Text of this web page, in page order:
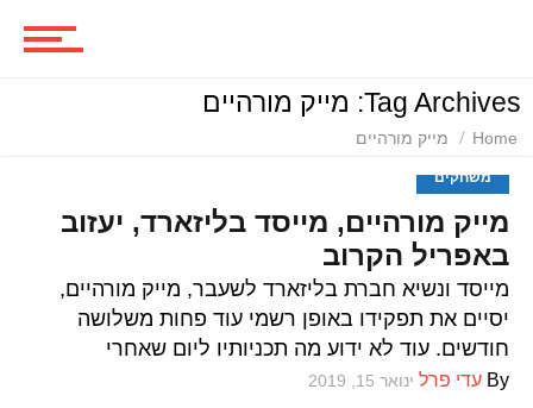
ביקורות סרטים
סדרות
משחקים
Tag Archives: מייק מורהיים
Home מייק מורהיים
משחקים
מייק מורהיים, מייסד בליזארד, יעזוב
באפריל הקרוב
מייסד ונשיא חברת בליזארד לשעבר, מייק מורהיים,
יסיים את תפקידו באופן רשמי עוד פחות משלושה
חודשים. עוד לא ידוע מה תכניותיו ליום שאחרי
By עדי פרל ינואר 15, 2019